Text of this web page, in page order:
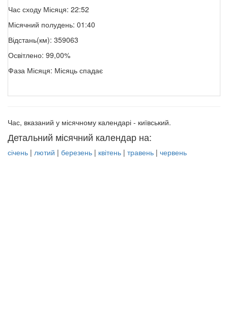
Час сходу Місяця: 22:52
Місячний полудень: 01:40
Відстань(км): 359063
Освітлено: 99,00%
Фаза Місяця: Місяць спадає
Час, вказаний у місячному календарі - київський.
Детальний місячний календар на:
січень | лютий | березень | квітень | травень | червень